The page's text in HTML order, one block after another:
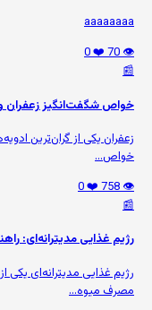
aaaaaaaa
👁️ 70
❤️ 0
📰
خواص شگفت‌انگیز زعفران
زعفران یکی از گران‌ترین
خواص...
👁️ 758
❤️ 0
📰
رژیم غذایی مدیترانه‌ای:
رژیم غذایی مدیترانه‌ای
مصرف میوه‌...